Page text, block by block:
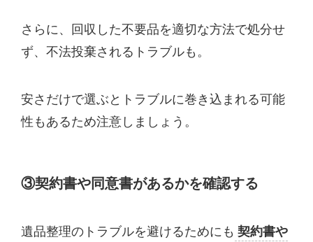
さらに、回収した不要品を適切な方法で処分せ
ず、不法投棄されるトラブルも。
安さだけで選ぶとトラブルに巻き込まれる可能
性もあるため注意しましょう。
③契約書や同意書があるかを確認する
遺品整理のトラブルを避けるためにも 契約書や